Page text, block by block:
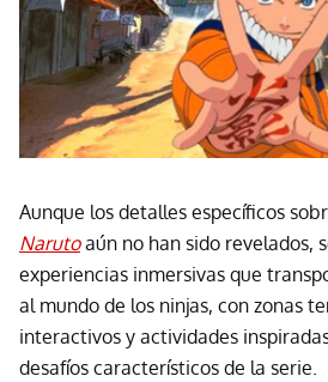
Aunque los detalles específicos
Narutoaún no han sido revelados,
experiencias inmersivas que
al mundo de los ninjas, con zonas
interactivos y actividades
desafíos característicos de la serie.